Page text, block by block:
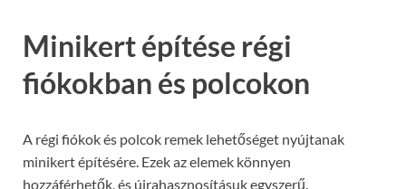
Minikert építése régi
fiókokban és polcokon
A régi fiókok és polcok remek lehetőséget nyújtanak
minikert építésére. Ezek az elemek könnyen
hozzáférhetők, és újrahasznosításuk egyszerű.